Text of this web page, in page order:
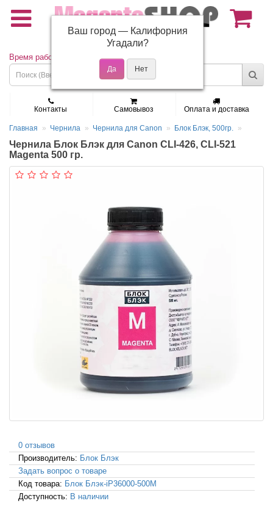
(495) 150-01-37
Время работы: Пн - Пт 9:30 - 19:00
Контакты Самовывоз Оплата и доставка
Главная Чернила Чернила для Canon Блок Блэк, 500гр.
Чернила Блок Блэк для Canon CLI-426, CLI-521
Magenta 500 гр.
0 отзывов
Производитель: Блок Блэк
Задать вопрос о товаре
Код товара: Блок Блэк-iP36000-500M
Доступность: В наличии
Ваш город — Калифорния
Угадали?